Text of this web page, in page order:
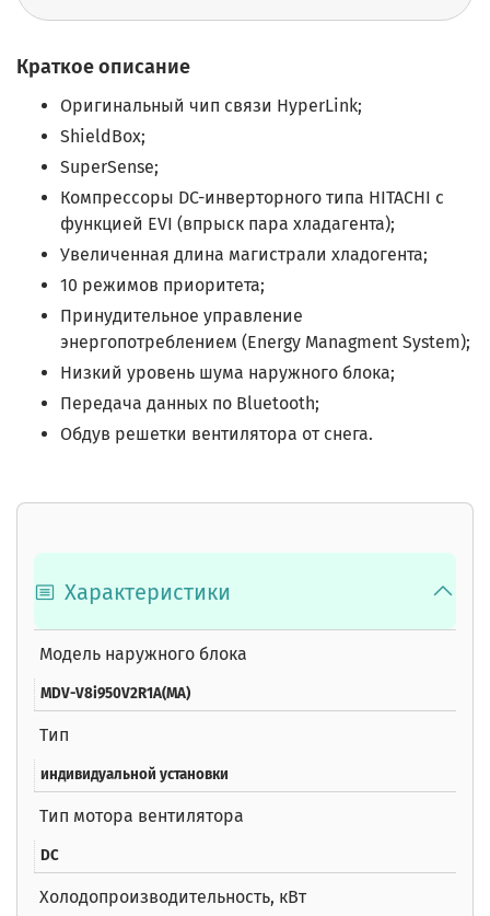
Краткое описание
Оригинальный чип связи HyperLink;
ShieldBox;
SuperSense;
Компрессоры DC-инверторного типа HITACHI с
функцией EVI (впрыск пара хладагента);
Увеличенная длина магистрали хладогента;
10 режимов приоритета;
Принудительное управление
энергопотреблением (Energy Managment System);
Низкий уровень шума наружного блока;
Передача данных по Bluetooth;
Обдув решетки вентилятора от снега.
Характеристики
Модель наружного блока
MDV-V8i950V2R1A(MA)
Тип
индивидуальной установки
Тип мотора вентилятора
DC
Холодопроизводительность, кВт